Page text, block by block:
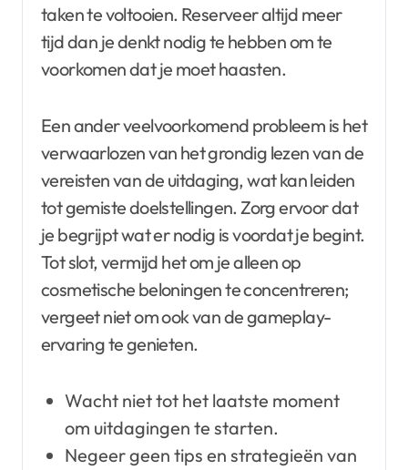
taken te voltooien. Reserveer altijd meer
tijd dan je denkt nodig te hebben om te
voorkomen dat je moet haasten.
Een ander veelvoorkomend probleem is het
verwaarlozen van het grondig lezen van de
vereisten van de uitdaging, wat kan leiden
tot gemiste doelstellingen. Zorg ervoor dat
je begrijpt wat er nodig is voordat je begint.
Tot slot, vermijd het om je alleen op
cosmetische beloningen te concentreren;
vergeet niet om ook van de gameplay-
ervaring te genieten.
Wacht niet tot het laatste moment
om uitdagingen te starten.
Negeer geen tips en strategieën van